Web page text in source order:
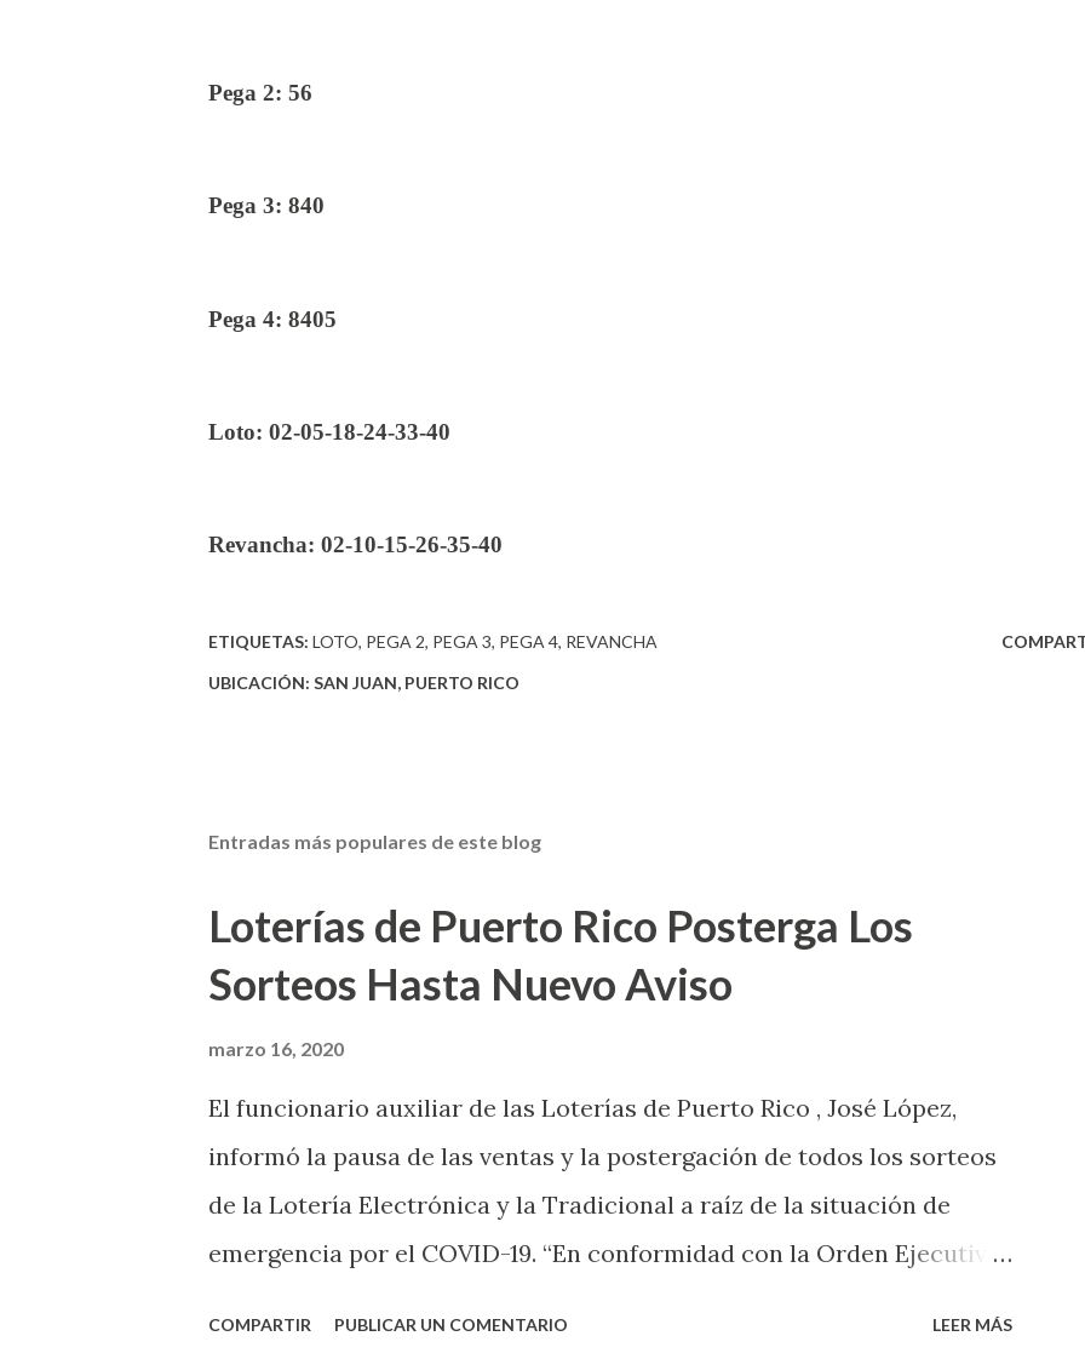
Pega 2: 56
Pega 3: 840
Pega 4: 8405
Loto: 02-05-18-24-33-40
Revancha: 02-10-15-26-35-40
ETIQUETAS: LOTO PEGA 2 PEGA 3 PEGA 4 REVANCHA
UBICACIÓN: SAN JUAN, PUERTO RICO
Entradas más populares de este blog
Loterías de Puerto Rico Posterga Los
Sorteos Hasta Nuevo Aviso
marzo 16, 2020
El funcionario auxiliar de las Loterías de Puerto Rico , José López,
informó la pausa de las ventas y la postergación de todos los sorteos
de la Lotería Electrónica y la Tradicional a raíz de la situación de
emergencia por el COVID-19. “En conformidad con la Orden Ejecutiva
COMPARTIR PUBLICAR UN COMENTARIO LEER MÁS